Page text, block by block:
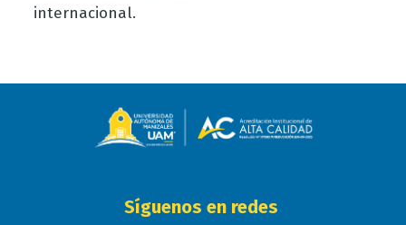
internacional.
Síguenos en redes